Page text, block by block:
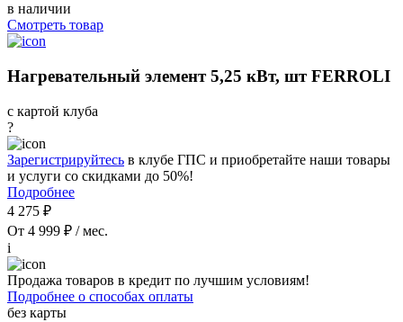
в наличии
Смотреть товар
Нагревательный элемент 5,25 кВт, шт FERROLI
с картой клуба
?
Зарегистрируйтесь в клубе ГПС и приобретайте наши товары
и услуги со скидками до 50%!
Подробнее
4 275 ₽
От 4 999 ₽ / мес.
i
Продажа товаров в кредит по лучшим условиям!
Подробнее о способах оплаты
без карты